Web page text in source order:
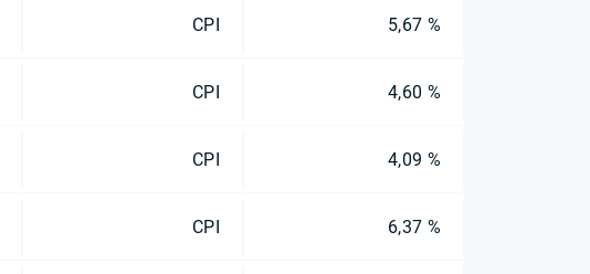
CPI 5,67 %
CPI 4,60 %
CPI 4,09 %
CPI 6,37 %